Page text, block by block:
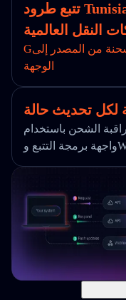
تتبع طرود Tunisia Post الخاصة بك عبر
النقل العالمية
Gاوحدة المنصة لتتبع ومراقبة كل شحنة من المصدر إلى
الوجهة
لكل تحديث حالة
الشحن باستخدام